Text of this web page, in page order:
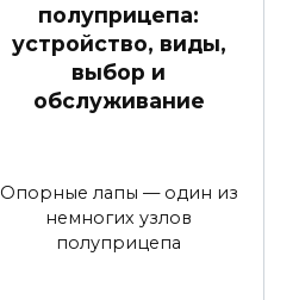
полуприцепа:
устройство, виды,
выбор и
обслуживание
Опорные лапы — один из
немногих узлов
полуприцепа